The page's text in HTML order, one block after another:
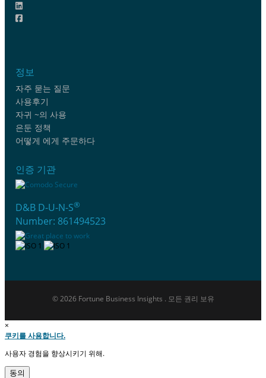
정보
자주 묻는 질문
사용후기
자귀 ~의 사용
은둔 정책
어떻게 에게 주문하다
인증 기관
D&B D-U-N-S®
Number: 861494523
© 2026 Fortune Business Insights . 모든 권리 보유
×
쿠키를 사용합니다.
사용자 경험을 향상시키기 위해.
동의